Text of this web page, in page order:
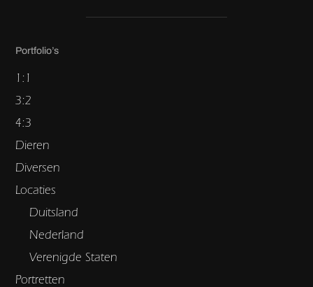
Portfolio’s
1:1
3:2
4:3
Dieren
Diversen
Locaties
Duitsland
Nederland
Verenigde Staten
Portretten